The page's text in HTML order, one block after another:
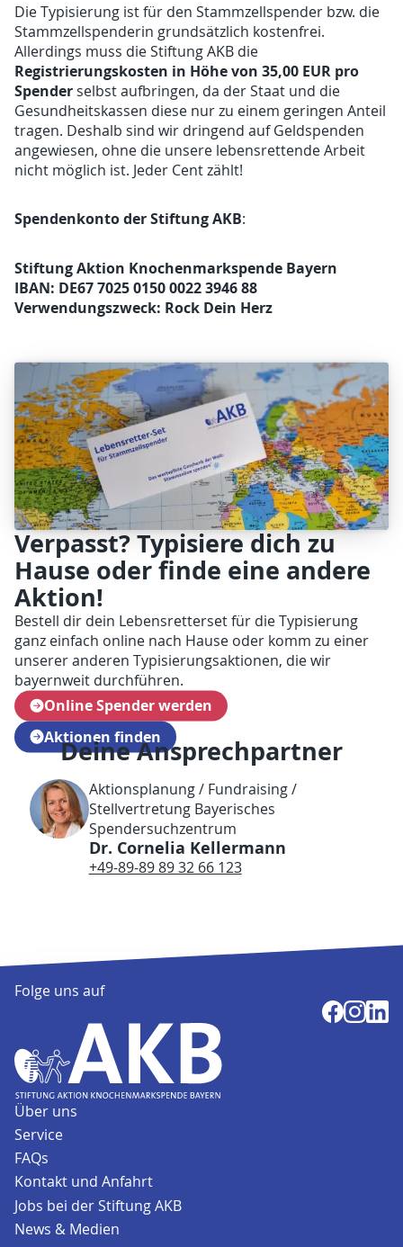
Die Typisierung ist für den Stammzellspender bzw. die
Stammzellspenderin grundsätzlich kostenfrei.
Allerdings muss die Stiftung AKB die
Registrierungskosten in Höhe von 35,00 EUR pro
Spenderselbst aufbringen, da der Staat und die
Gesundheitskassen diese nur zu einem geringen Anteil
tragen. Deshalb sind wir dringend auf Geldspenden
angewiesen, ohne die unsere lebensrettende Arbeit
nicht möglich ist. Jeder Cent zählt!
Spendenkonto der Stiftung AKB:
Stiftung Aktion Knochenmarkspende Bayern
IBAN: DE67 7025 0150 0022 3946 88
Verwendungszweck: Rock Dein Herz
Verpasst? Typisiere dich zu
Hause oder finde eine andere
Aktion!
Bestell dir dein Lebensretterset für die Typisierung
ganz einfach online nach Hause oder komm zu einer
unserer anderen Typisierungsaktionen, die wir
bayernweit durchführen.
Online Spender werden
Aktionen finden
Deine Ansprechpartner
Aktionsplanung / Fundraising /
Stellvertretung Bayerisches
Spendersuchzentrum
Dr. Cornelia Kellermann
+49-89-89 89 32 66 123
Folge uns auf
Über uns
Service
FAQs
Kontakt und Anfahrt
Jobs bei der Stiftung AKB
News & Medien